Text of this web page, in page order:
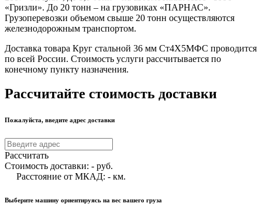
«Гризли». До 20 тонн – на грузовиках «ПАРНАС».
Грузоперевозки объемом свыше 20 тонн осуществляются
железнодорожным транспортом.
Доставка товара Круг стальной 36 мм Ст4Х5МФС проводится
по всей России. Стоимость услуги рассчитывается по
конечному пункту назначения.
Рассчитайте стоимость доставки
Пожалуйста, введите адрес доставки
Рассчитать
Стоимость доставки: - руб.
Расстояние от МКАД: - км.
Выберите машину ориентируясь на вес вашего груза